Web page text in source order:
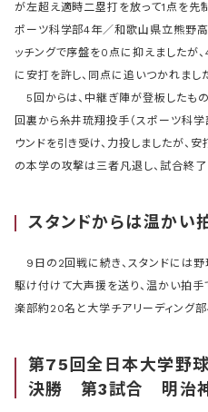
が左超え適時二塁打を放って1点を先
ポーツ科学部4年／和歌山県立熊野
ッチングで序盤を0点に抑えましたが
に安打を許し、同点に追いつかれました
5回からは、中継ぎ陣が登板したも
回裏から糸井琉翔投手（スポーツ科
ウンドを引き受け、力投しましたが、
の本学の攻撃は三者凡退し、試合終了
スタンドからは温かい
9日の2回戦に続き、スタンドには野
駆け付けて大声援を送り、温かい拍手
楽部約20名と大学チアリーディング
第75回全日本大学野
決勝 第3試合 明治